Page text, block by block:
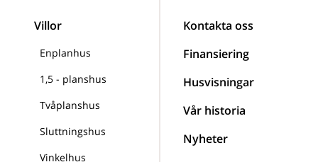
Villor
Enplanhus
1,5 - planshus
Tvåplanshus
Sluttningshus
Vinkelhus
Kontakta oss
Finansiering
Husvisningar
Vår historia
Nyheter